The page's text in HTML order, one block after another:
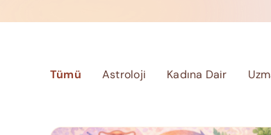
Tümü Astroloji Kadına Dair